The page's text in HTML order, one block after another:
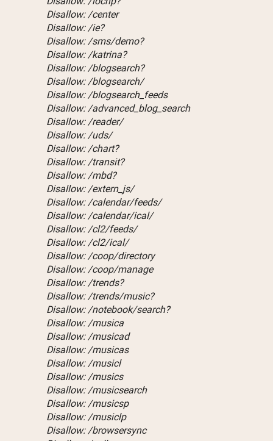
Disallow: /center
Disallow: /ie?
Disallow: /sms/demo?
Disallow: /katrina?
Disallow: /blogsearch?
Disallow: /blogsearch/
Disallow: /blogsearch_feeds
Disallow: /advanced_blog_search
Disallow: /reader/
Disallow: /uds/
Disallow: /chart?
Disallow: /transit?
Disallow: /mbd?
Disallow: /extern_js/
Disallow: /calendar/feeds/
Disallow: /calendar/ical/
Disallow: /cl2/feeds/
Disallow: /cl2/ical/
Disallow: /coop/directory
Disallow: /coop/manage
Disallow: /trends?
Disallow: /trends/music?
Disallow: /notebook/search?
Disallow: /musica
Disallow: /musicad
Disallow: /musicas
Disallow: /musicl
Disallow: /musics
Disallow: /musicsearch
Disallow: /musicsp
Disallow: /musiclp
Disallow: /browsersync